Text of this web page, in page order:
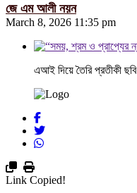
জে এম আলী নয়ন
March 8, 2026 11:35 pm
এআই দিয়ে তৈরি প্রতীকী ছবি
Link Copied!